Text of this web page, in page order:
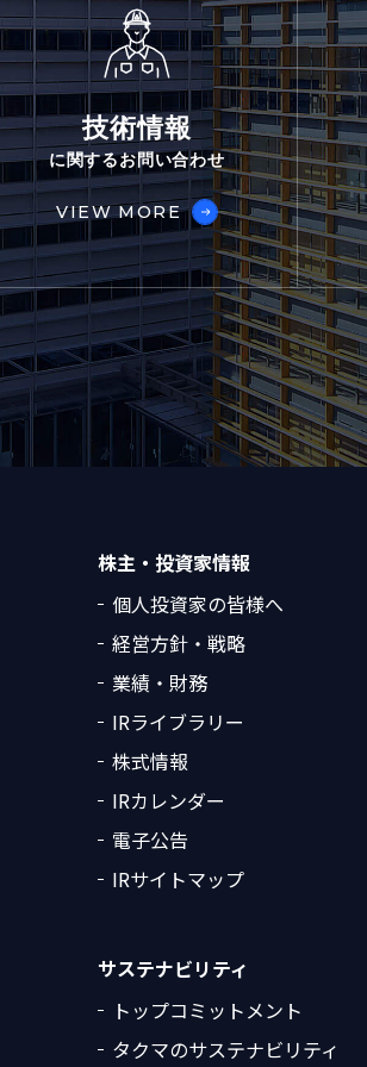
技術情報
に関するお問い合わせ
VIEW MORE
株主・投資家情報
個人投資家の皆様へ
経営方針・戦略
業績・財務
IRライブラリー
株式情報
IRカレンダー
電子公告
IRサイトマップ
サステナビリティ
トップコミットメント
タクマのサステナビリティ